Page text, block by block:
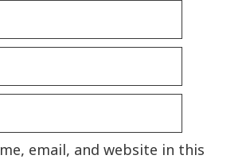
email, and website in this